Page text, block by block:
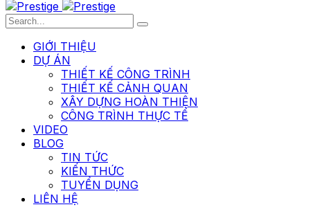
GIỚI THIỆU
DỰ ÁN
THIẾT KẾ CÔNG TRÌNH
THIẾT KẾ CẢNH QUAN
XÂY DỰNG HOÀN THIỆN
CÔNG TRÌNH THỰC TẾ
VIDEO
BLOG
TIN TỨC
KIẾN THỨC
TUYỂN DỤNG
LIÊN HỆ